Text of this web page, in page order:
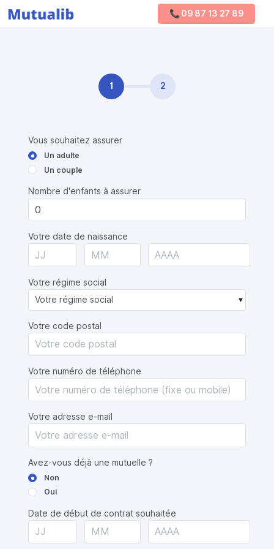
📞 09 87 13 27 89
Comparer les mutuelles
1 2
Vous souhaitez assurer
Un adulte
Un couple
Nombre d'enfants à assurer
Votre date de naissance
Votre régime social
Votre code postal
Votre numéro de téléphone
Votre adresse e-mail
Avez-vous déjà une mutuelle ?
Non
Oui
Date de début de contrat souhaitée